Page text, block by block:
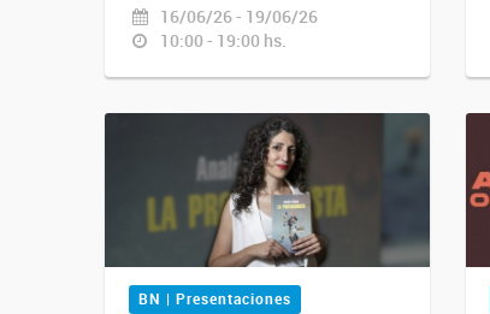
16/06/26 - 19/06/26
10:00 - 19:00 hs.
BN | Presentaciones